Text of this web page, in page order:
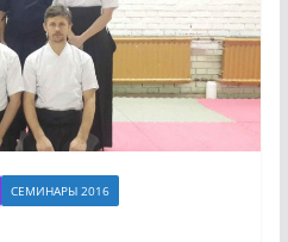
СЕМИНАРЫ 2016